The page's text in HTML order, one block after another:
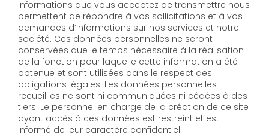
informations que vous acceptez de transmettre nous
permettent de répondre à vos sollicitations et à vos
demandes d’informations sur nos services et notre
société. Ces données personnelles ne seront
conservées que le temps nécessaire à la réalisation
de la fonction pour laquelle cette information a été
obtenue et sont utilisées dans le respect des
obligations légales. Les données personnelles
recueillies ne sont ni communiquées ni cédées à des
tiers. Le personnel en charge de la création de ce site
ayant accès à ces données est restreint et est
informé de leur caractère confidentiel.